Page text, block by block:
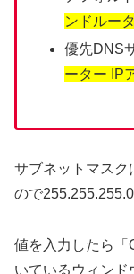
ンドルー
優先DNS
ーター IP
サブネットマスク
ので
値を入力したら「
いているウィンド